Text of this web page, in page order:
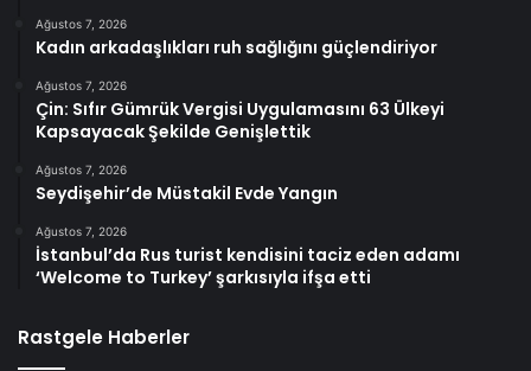
Ağustos 7, 2026
Kadın arkadaşlıkları ruh sağlığını güçlendiriyor
Ağustos 7, 2026
Çin: Sıfır Gümrük Vergisi Uygulamasını 63 Ülkeyi
Kapsayacak Şekilde Genişlettik
Ağustos 7, 2026
Seydişehir’de Müstakil Evde Yangın
Ağustos 7, 2026
İstanbul’da Rus turist kendisini taciz eden adamı
‘Welcome to Turkey’ şarkısıyla ifşa etti
Rastgele Haberler